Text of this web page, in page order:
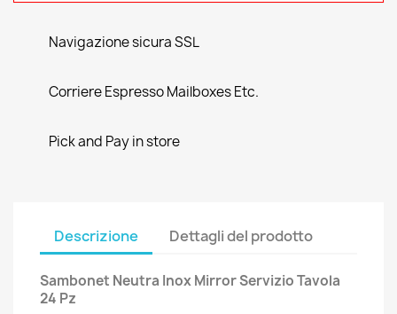
Navigazione sicura SSL
Corriere Espresso Mailboxes Etc.
Pick and Pay in store
Descrizione Dettagli del prodotto
Sambonet Neutra Inox Mirror Servizio Tavola
24 Pz